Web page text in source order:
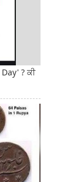
? ਕੀ